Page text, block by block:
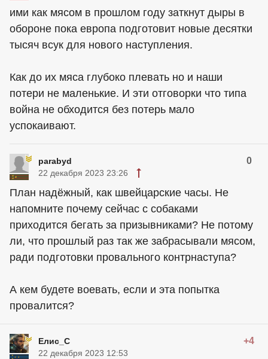
ими как мясом в прошлом году заткнут дыры в
обороне пока европа подготовит новые десятки
тысяч всук для нового наступления.
Как до их мяса глубоко плевать но и наши
потери не маленькие. И эти отговорки что типа
война не обходится без потерь мало
успокаивают.
parabyd 0
22 декабря 2023 23:26
План надёжный, как швейцарские часы. Не
напомните почему сейчас с собаками
приходится бегать за призывниками? Не потому
ли, что прошлый раз так же забрасывали мясом,
ради подготовки провального контрнаступа?
А кем будете воевать, если и эта попытка
провалится?
Елис_С +4
22 декабря 2023 12:53